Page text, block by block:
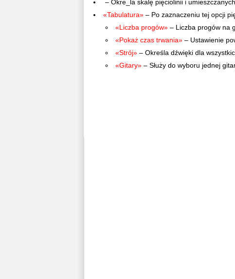
– Okre_la skalę pięciolinii i
«Tabulatura» – Po zaznaczeniu tej opcji
«Liczba progów» – Liczba progów na
«Pokaż czas trwania» – Ustawienie
«Strój» – Określa dźwięki dla
«Gitary» – Służy do wyboru jednej